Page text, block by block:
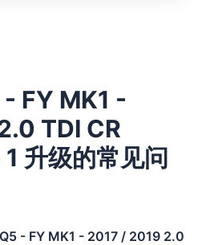
FY MK1 -
TDI CR
升级的常见问
- FY MK1 - 2017 / 2019 2.0